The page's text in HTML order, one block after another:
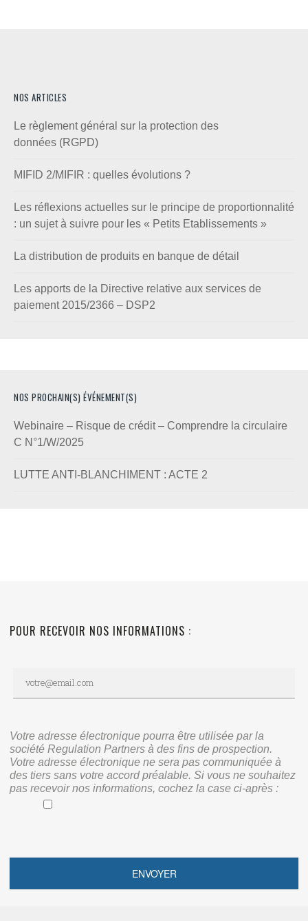
NOS ARTICLES
Le règlement général sur la protection des
données (RGPD)
MIFID 2/MIFIR : quelles évolutions ?
Les réflexions actuelles sur le principe de proportionnalité
: un sujet à suivre pour les « Petits Etablissements »
La distribution de produits en banque de détail
Les apports de la Directive relative aux services de
paiement 2015/2366 – DSP2
NOS PROCHAIN(S) ÉVÉNEMENT(S)
Webinaire – Risque de crédit – Comprendre la circulaire
C N°1/W/2025
LUTTE ANTI-BLANCHIMENT : ACTE 2
POUR RECEVOIR NOS INFORMATIONS :
Votre adresse électronique pourra être utilisée par la
société Regulation Partners à des fins de prospection.
Votre adresse électronique ne sera pas communiquée à
des tiers sans votre accord préalable. Si vous ne souhaitez
pas recevoir nos informations, cochez la case ci-après :